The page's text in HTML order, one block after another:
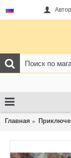
Главная